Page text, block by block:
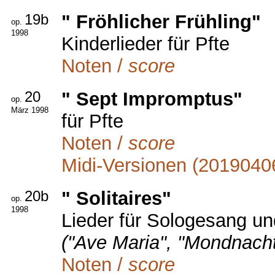
op. 19b
1998
" Fröhlicher Frühling"
Kinderlieder für Pfte
Noten / score
op. 20
März 1998
" Sept Impromptus"
für Pfte
Noten / score
Midi-Versionen
op. 20b
1998
" Solitaires"
Lieder für Sologesang
("Ave Maria",
Noten / score